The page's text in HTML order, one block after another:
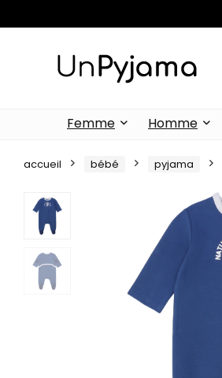
Femme Homme
accueil bébé pyjama